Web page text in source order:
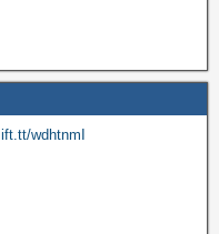
ift.tt/wdhtnmI